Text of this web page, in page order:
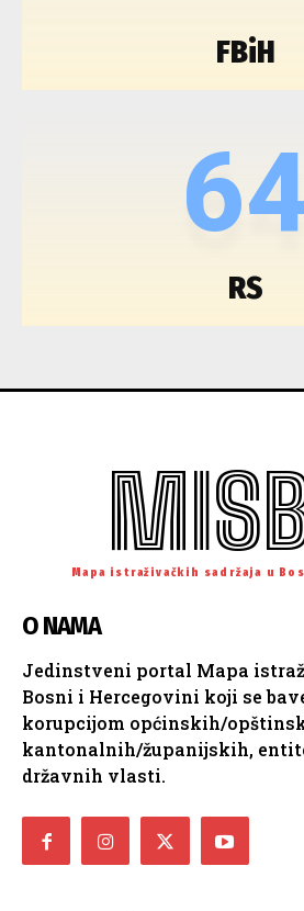
FBiH
RS
Mapa istraživačkih sadržaja u
O NAMA
Jedinstveni portal Mapa
Bosni i Hercegovini koji se
korupcijom općinskih/
kantonalnih/županijskih,
državnih vlasti.